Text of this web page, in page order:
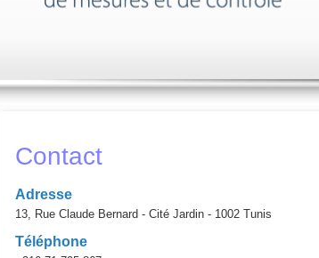
Contact
Adresse
13, Rue Claude Bernard - Cité Jardin - 1002 Tunis
Téléphone